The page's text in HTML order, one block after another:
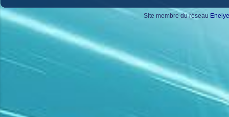
Site membre du réseau Enelye